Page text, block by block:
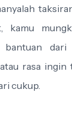
kamu
bantuan
rasa
cukup.